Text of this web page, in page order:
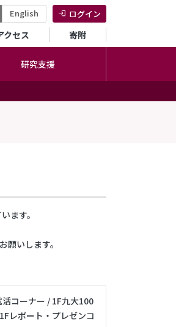
English ログイン
ー
クセス 寄附
研究支援
ます。
願いします。
コーナー / 1F九大100
レポート・プレゼンコ